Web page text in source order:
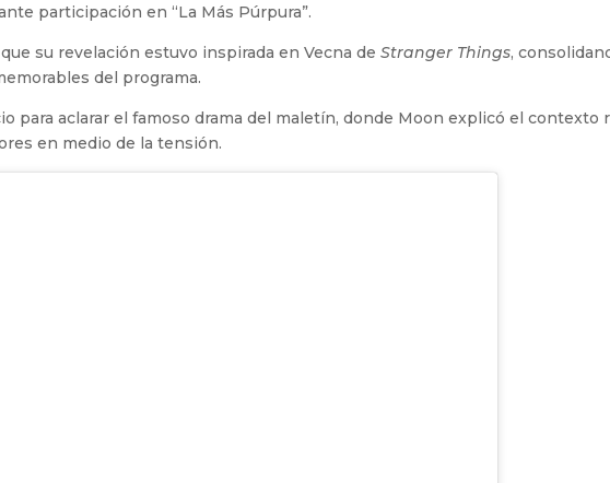
participación en “La Más Púrpura”.
su revelación estuvo inspirada en Vecna deStranger Things,
del programa.
para aclarar el famoso drama del maletín, donde Moon explicó el contexto
en medio de la tensión.